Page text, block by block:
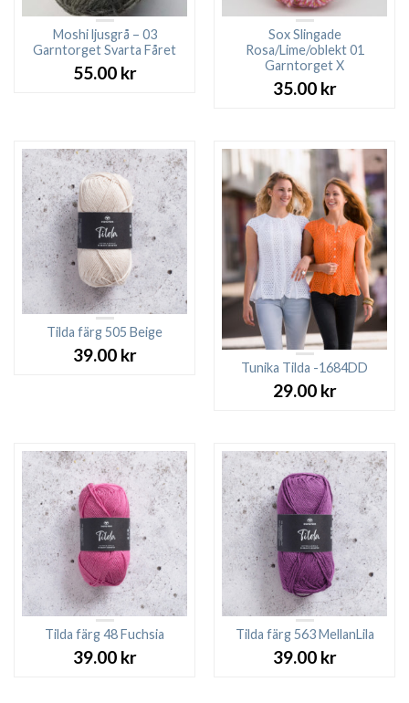
Moshi ljusgrå – 03
Garntorget Svarta Fåret
55.00 kr
Sox Slingade
Rosa/Lime/oblekt 01
Garntorget X
35.00 kr
Tilda färg 505 Beige
39.00 kr
Tunika Tilda -1684DD
29.00 kr
Tilda färg 48 Fuchsia
39.00 kr
Tilda färg 563 MellanLila
39.00 kr